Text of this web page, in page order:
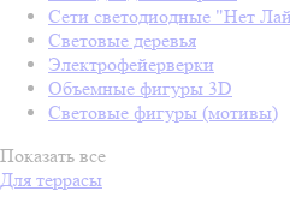
Сети светодиодные "Нет
Световые деревья
Электрофейерверки
Объемные фигуры 3D
Световые фигуры (мотивы)
Показать все
Для террасы